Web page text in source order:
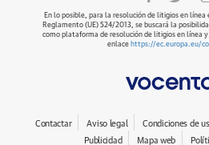
En lo posible, para la resolución de litigios en
Reglamento (UE) 524/2013, se buscará la
como plataforma de resolución de litigios en línea
enlace https://ec.europa.eu/
Contactar Aviso legal Condiciones de
Publicidad
Mapa web